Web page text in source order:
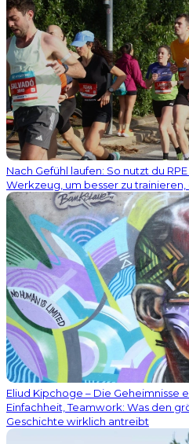
Nach Gefühl laufen: So nutzt du
Werkzeug, um besser zu
Eliud Kipchoge – Die Geheimnisse
Einfachheit, Teamwork: Was den
Geschichte wirklich antreibt